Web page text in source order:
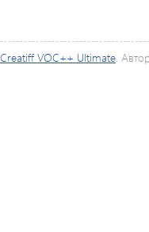
Creatiff VOC++ Ultimate.